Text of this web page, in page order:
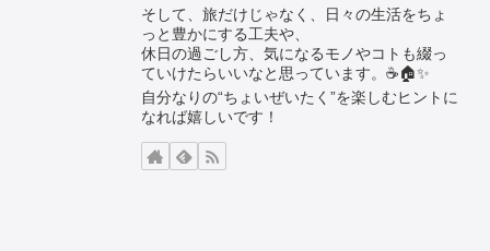
そして、旅だけじゃなく、日々の生活をちょ
っと豊かにする工夫や、
休日の過ごし方、気になるモノやコトも綴っ
ていけたらいいなと思っています。☕🏠✨
自分なりの“ちょいぜいたく”を楽しむヒントに
なれば嬉しいです！